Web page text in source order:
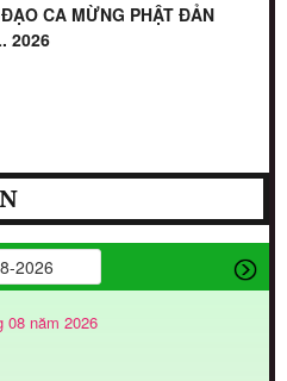
CA MỪNG PHẬT ĐẢN
2026
08 năm 2026